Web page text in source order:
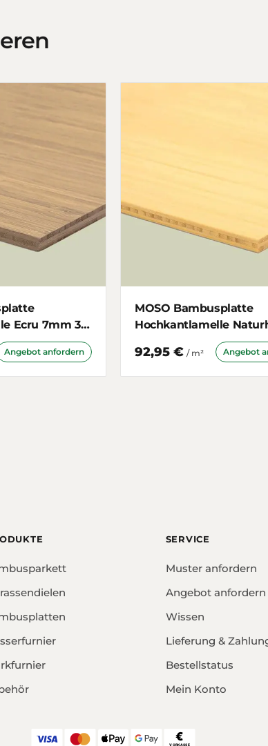
Ecru 7mm 3-
Angebot anfordern
MOSO Bambusplatte
Hochkantlamelle
7mm 3-schichtig
92,95 € / m² Angebot
SERVICE
Muster anfordern
Angebot anfordern
Wissen
Lieferung &
Bestellstatus
Mein Konto